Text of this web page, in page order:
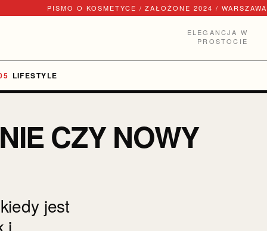
PISMO O KOSMETYCE / ZAŁOŻONE 2024 / WARSZAWA
ELEGANCJA W
PROSTOCIE
LIFESTYLE
CZY NOWY
jest
i